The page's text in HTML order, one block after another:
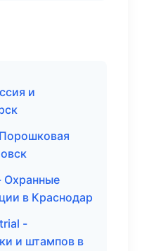
и
Охранные
в Краснодар
-
и штампов в